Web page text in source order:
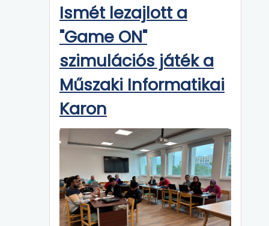
Ismét lezajlott a
"Game ON"
szimulációs játék a
Műszaki Informatikai
Karon